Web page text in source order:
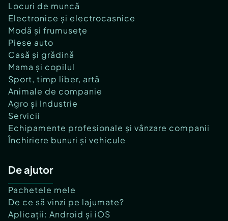
Locuri de muncă
Electronice și electrocasnice
Modă și frumusețe
Piese auto
Casă și grădină
Mama și copilul
Sport, timp liber, artă
Animale de companie
Agro și Industrie
Servicii
Echipamente profesionale și vânzare companii
Închiriere bunuri și vehicule
De ajutor
Pachetele mele
De ce să vinzi pe lajumate?
Aplicații: Android și iOS